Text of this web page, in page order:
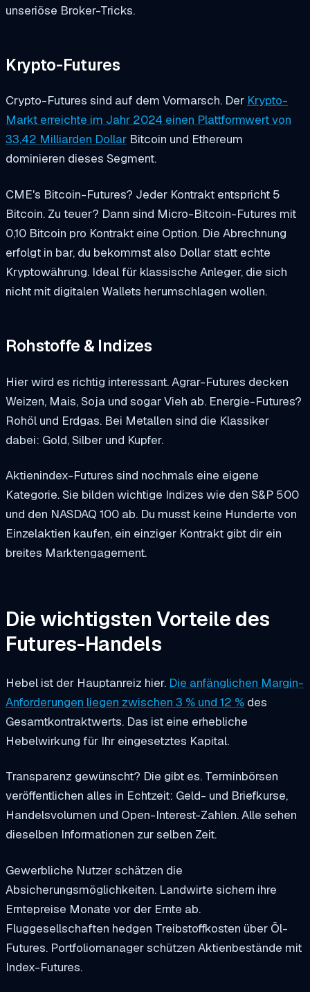
unseriöse Broker-Tricks.
Krypto-Futures
Crypto-Futures sind auf dem Vormarsch. Der Krypto-
Markt erreichte im Jahr 2024 einen Plattformwert von
33,42 Milliarden Dollar Bitcoin und Ethereum
dominieren dieses Segment.
CME's Bitcoin-Futures? Jeder Kontrakt entspricht 5
Bitcoin. Zu teuer? Dann sind Micro-Bitcoin-Futures mit
0,10 Bitcoin pro Kontrakt eine Option. Die Abrechnung
erfolgt in bar, du bekommst also Dollar statt echte
Kryptowährung. Ideal für klassische Anleger, die sich
nicht mit digitalen Wallets herumschlagen wollen.
Rohstoffe & Indizes
Hier wird es richtig interessant. Agrar-Futures decken
Weizen, Mais, Soja und sogar Vieh ab. Energie-Futures?
Rohöl und Erdgas. Bei Metallen sind die Klassiker
dabei: Gold, Silber und Kupfer.
Aktienindex-Futures sind nochmals eine eigene
Kategorie. Sie bilden wichtige Indizes wie den S&P 500
und den NASDAQ 100 ab. Du musst keine Hunderte von
Einzelaktien kaufen, ein einziger Kontrakt gibt dir ein
breites Marktengagement.
Die wichtigsten Vorteile des
Futures-Handels
Hebel ist der Hauptanreiz hier. Die anfänglichen Margin-
Anforderungen liegen zwischen 3 % und 12 % des
Gesamtkontraktwerts. Das ist eine erhebliche
Hebelwirkung für Ihr eingesetztes Kapital.
Transparenz gewünscht? Die gibt es. Terminbörsen
veröffentlichen alles in Echtzeit: Geld- und Briefkurse,
Handelsvolumen und Open-Interest-Zahlen. Alle sehen
dieselben Informationen zur selben Zeit.
Gewerbliche Nutzer schätzen die
Absicherungsmöglichkeiten. Landwirte sichern ihre
Erntepreise Monate vor der Ernte ab.
Fluggesellschaften hedgen Treibstoffkosten über Öl-
Futures. Portfoliomanager schützen Aktienbestände mit
Index-Futures.